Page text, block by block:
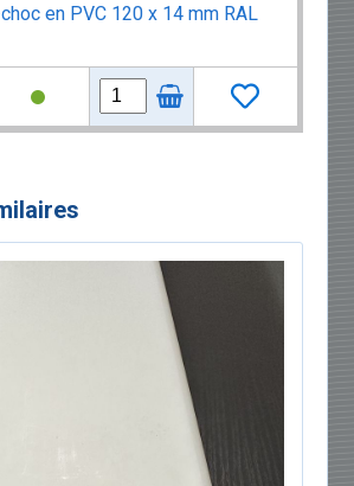
en PVC 120 x 14 mm RAL